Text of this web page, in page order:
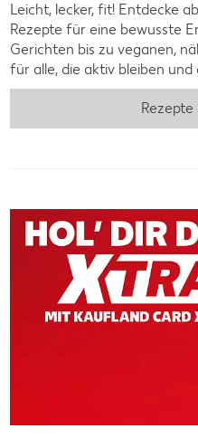
Leicht, lecker, fit! Entdecke
Rezepte für eine bewusste
Gerichten bis zu veganen,
für alle, die aktiv bleiben und